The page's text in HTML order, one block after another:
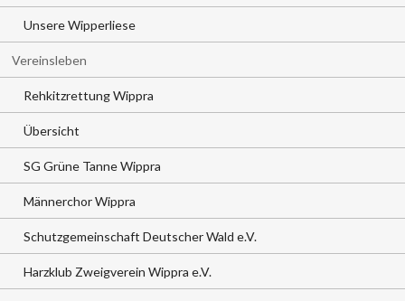
Unsere Wipperliese
Vereinsleben
Rehkitzrettung Wippra
Übersicht
SG Grüne Tanne Wippra
Männerchor Wippra
Schutzgemeinschaft Deutscher Wald e.V.
Harzklub Zweigverein Wippra e.V.